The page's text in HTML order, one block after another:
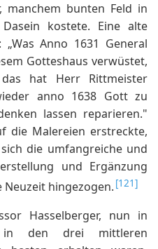
manchem bunten Feld in
kostete. Eine alte
Anno 1631 General
Gotteshaus verwüstet,
hat Herr Rittmeister
anno 1638 Gott zu
lassen reparieren."
die Malereien erstreckte,
die umfangreiche und
und Ergänzung
Neuzeit hingezogen. [121]
Hasselberger, nun in
in den drei mittleren